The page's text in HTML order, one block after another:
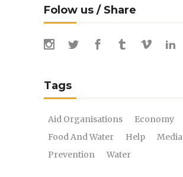
Folow us / Share
Tags
Aid Organisations Economy
Food And Water
Help Media
Prevention
Water